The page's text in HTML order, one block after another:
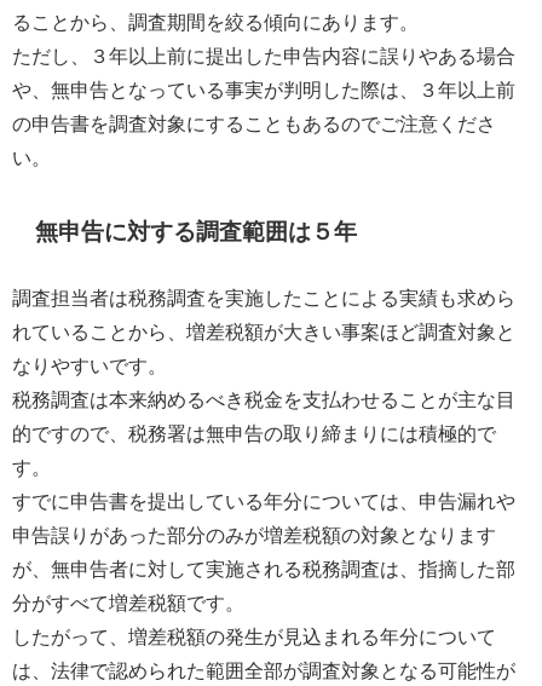
ることから、調査期間を絞る傾向にあります。
ただし、３年以上前に提出した申告内容に誤りやある場合
や、無申告となっている事実が判明した際は、３年以上前
の申告書を調査対象にすることもあるのでご注意くださ
い。
無申告に対する調査範囲は５年
調査担当者は税務調査を実施したことによる実績も求めら
れていることから、増差税額が大きい事案ほど調査対象と
なりやすいです。
税務調査は本来納めるべき税金を支払わせることが主な目
的ですので、税務署は無申告の取り締まりには積極的で
す。
すでに申告書を提出している年分については、申告漏れや
申告誤りがあった部分のみが増差税額の対象となります
が、無申告者に対して実施される税務調査は、指摘した部
分がすべて増差税額です。
したがって、増差税額の発生が見込まれる年分について
は、法律で認められた範囲全部が調査対象となる可能性が